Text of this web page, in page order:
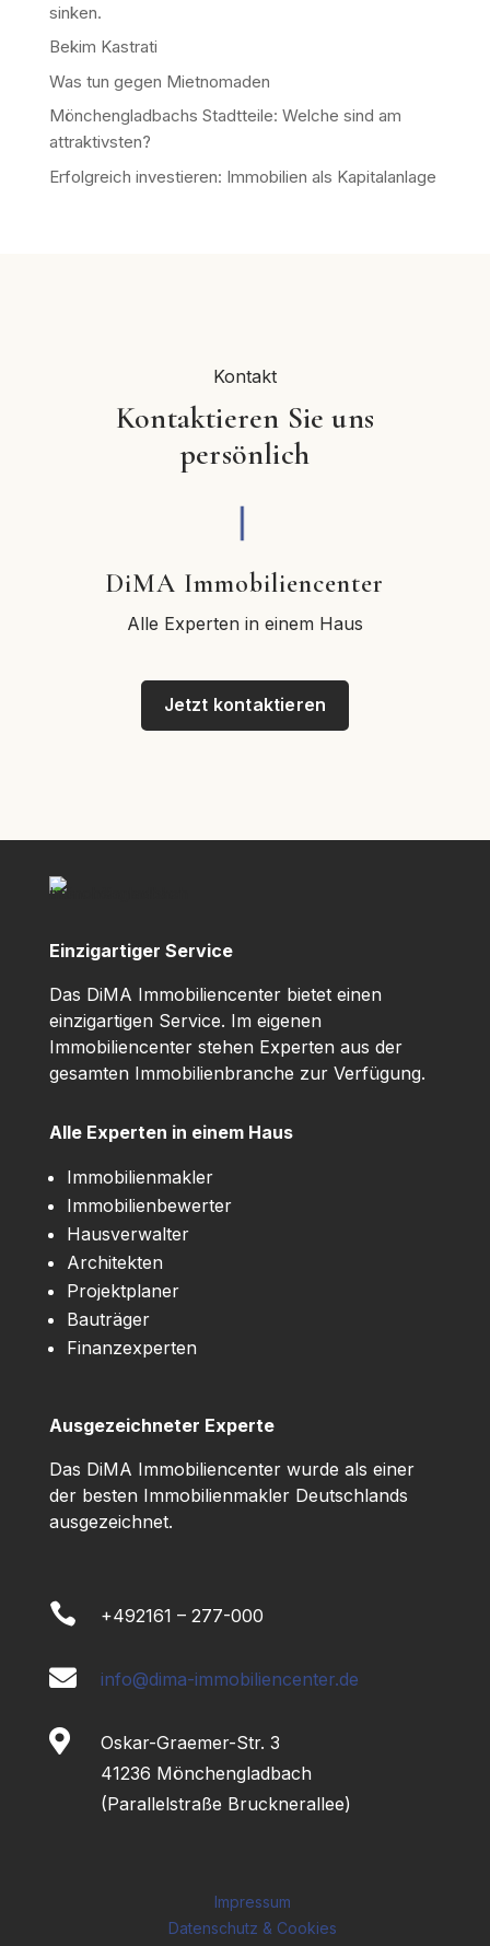
sinken.
Bekim Kastrati
Was tun gegen Mietnomaden
Mönchengladbachs Stadtteile: Welche sind am
attraktivsten?
Erfolgreich investieren: Immobilien als Kapitalanlage
Kontakt
Kontaktieren Sie uns
persönlich
DiMA Immobiliencenter
Alle Experten in einem Haus
Jetzt kontaktieren
Einzigartiger Service
Das DiMA Immobiliencenter bietet einen
einzigartigen Service. Im eigenen
Immobiliencenter stehen Experten aus der
gesamten Immobilienbranche zur Verfügung.
Alle Experten in einem Haus
Immobilienmakler
Immobilienbewerter
Hausverwalter
Architekten
Projektplaner
Bauträger
Finanzexperten
Ausgezeichneter Experte
Das DiMA Immobiliencenter wurde als einer
der besten Immobilienmakler Deutschlands
ausgezeichnet.
 +492161 – 277-000
 info@dima-immobiliencenter.de

Oskar-Graemer-Str. 3
41236 Mönchengladbach
(Parallelstraße Brucknerallee)
Impressum
Datenschutz & Cookies